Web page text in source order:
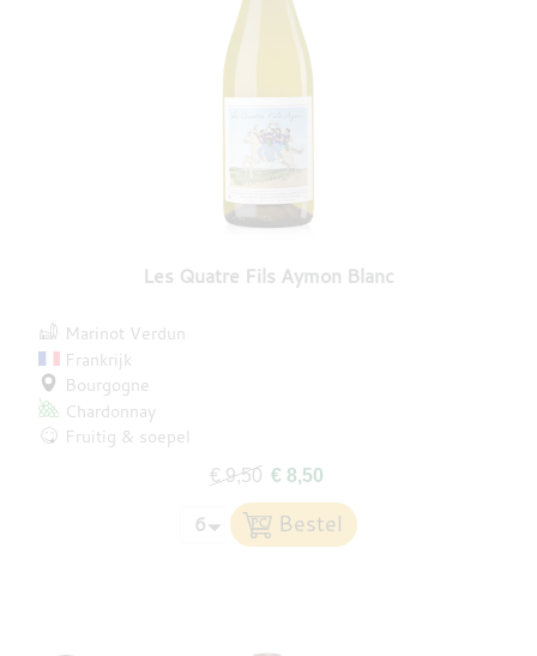
Les Quatre Fils Aymon Blanc
Marinot Verdun
Frankrijk
Bourgogne
Chardonnay
Fruitig & soepel
€ 9,50 € 8,50